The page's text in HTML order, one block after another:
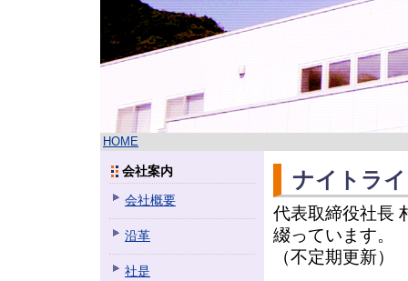
HOME
会社案内
会社概要
沿革
社是
ナイトラ
代表取締役社長
綴っています。
（不定期更新）